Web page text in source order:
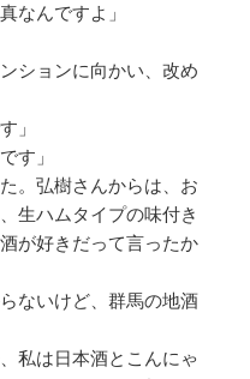
なんですよ」
ションに向かい、改め
」
す」
。弘樹さんからは、お
生ハムタイプの味付き
が好きだって言ったか
ないけど、群馬の地酒
私は日本酒とこんにゃ